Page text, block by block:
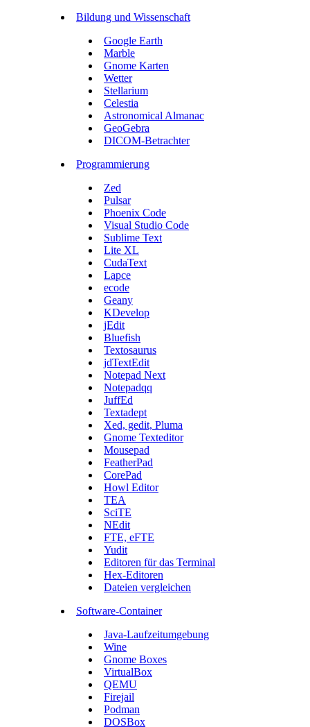
Bildung und Wissenschaft
Google Earth
Marble
Gnome Karten
Wetter
Stellarium
Celestia
Astronomical Almanac
GeoGebra
DICOM-Betrachter
Programmierung
Zed
Pulsar
Phoenix Code
Visual Studio Code
Sublime Text
Lite XL
CudaText
Lapce
ecode
Geany
KDevelop
jEdit
Bluefish
Textosaurus
jdTextEdit
Notepad Next
Notepadqq
JuffEd
Textadept
Xed, gedit, Pluma
Gnome Texteditor
Mousepad
FeatherPad
CorePad
Howl Editor
TEA
SciTE
NEdit
FTE, eFTE
Yudit
Editoren für das Terminal
Hex-Editoren
Dateien vergleichen
Software-Container
Java-Laufzeitumgebung
Wine
Gnome Boxes
VirtualBox
QEMU
Firejail
Podman
DOSBox